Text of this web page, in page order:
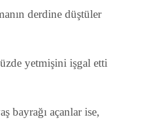
derdine düştüler
yetmişini işgal etti
bayrağı açanlar ise,